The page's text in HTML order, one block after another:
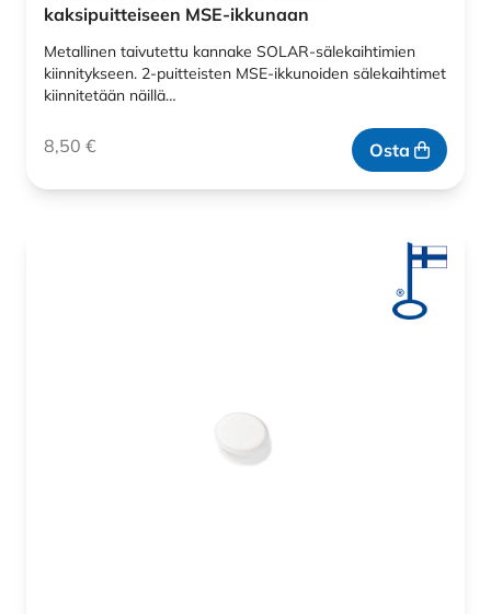
kaksipuitteiseen MSE-ikkunaan
Metallinen taivutettu kannake SOLAR-sälekaihtimien
kiinnitykseen. 2-puitteisten MSE-ikkunoiden sälekaihtimet
kiinnitetään näillä…
8,50 € Osta